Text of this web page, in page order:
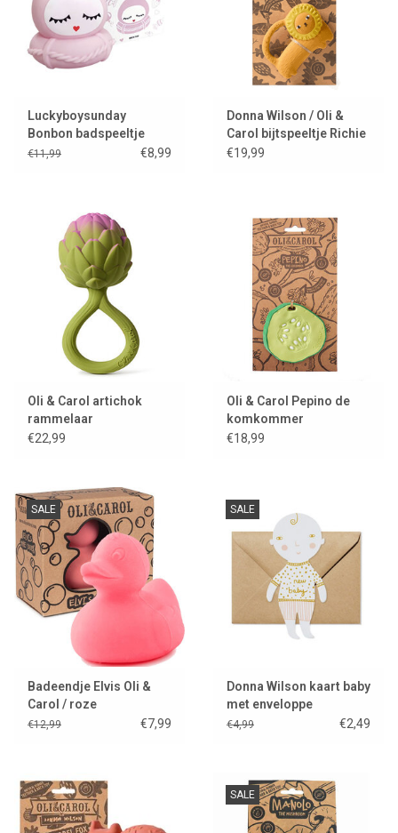
Luckyboysunday
Bonbon badspeeltje
€11,99 €8,99
Donna Wilson / Oli &
Carol bijtspeeltje Richie
leeuw
€19,99
Oli & Carol artichok
rammelaar
€22,99
Oli & Carol Pepino de
komkommer
€18,99
SALE
Badeendje Elvis Oli &
Carol / roze
€12,99 €7,99
SALE
Donna Wilson kaart baby
met enveloppe
€4,99 €2,49
SALE